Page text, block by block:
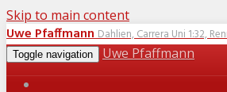
Skip to main content
Uwe PfaffmannDahlien, Carrera Uni 1:32,
Toggle navigation Uwe Pfaffmann